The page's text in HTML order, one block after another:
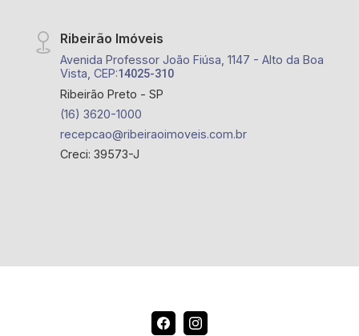
Ribeirão Imóveis
Avenida Professor João Fiúsa, 1147 - Alto da Boa
Vista, CEP:14025-310
Ribeirão Preto - SP
(16) 3620-1000
recepcao@ribeiraoimoveis.com.br
Creci: 39573-J